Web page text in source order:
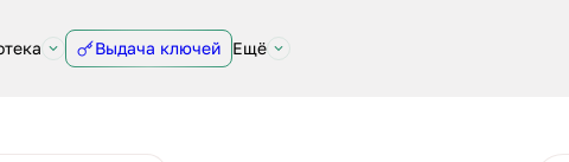
Выдача ключей Ещё